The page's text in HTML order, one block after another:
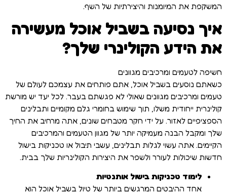
המשקפת את המיומנות והיצירתיות של השף.
איך נסיעה בשביל אוכל מעשירה
את הידע הקולינרי שלך?
חשיפה לטעמים ומרכיבים מגוונים
כשאתם נוסעים בשביל אוכל, אתם פותחים את עצמכם לעולם של
טעמים ומרכיבים מגוונים שאולי לא פגשתם בעבר. לכל יעד יש מורשת
קולינרית ייחודית משלו, תוך שימוש בחומרי גלם מקומיים ותבלינים
הספציפיים לאזור. על ידי חקר מטבחים שונים, אתה מרחיב את החיך
שלך ומקבל הבנה מעמיקה יותר של מגוון הטעמים והמרכיבים
הקיימים. אתה עשוי לגלות תבלינים, עשבי תיבול או טכניקות בישול
חדשות שיכולות לעורר ולשפר את היצירות הקולינריות שלך בבית.
לימוד טכניקות בישול אותנטיות
אחד ההיבטים המרגשים ביותר של טיול בשביל אוכל הוא